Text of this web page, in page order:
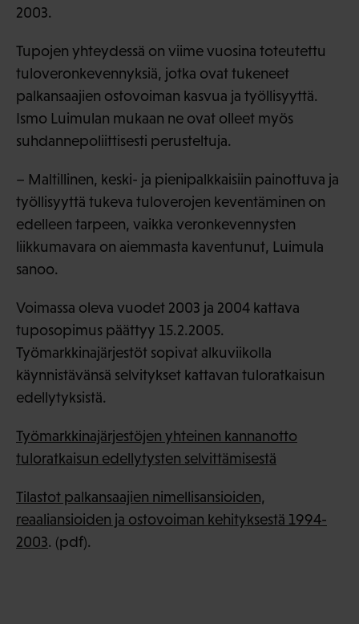
2003.
Tupojen yhteydessä on viime vuosina toteutettu
tuloveronkevennyksiä, jotka ovat tukeneet
palkansaajien ostovoiman kasvua ja työllisyyttä.
Ismo Luimulan mukaan ne ovat olleet myös
suhdannepoliittisesti perusteltuja.
– Maltillinen, keski- ja pienipalkkaisiin painottuva ja
työllisyyttä tukeva tuloverojen keventäminen on
edelleen tarpeen, vaikka veronkevennysten
liikkumavara on aiemmasta kaventunut, Luimula
sanoo.
Voimassa oleva vuodet 2003 ja 2004 kattava
tuposopimus päättyy 15.2.2005.
Työmarkkinajärjestöt sopivat alkuviikolla
käynnistävänsä selvitykset kattavan tuloratkaisun
edellytyksistä.
Työmarkkinajärjestöjen yhteinen kannanotto
tuloratkaisun edellytysten selvittämisestä
Tilastot palkansaajien nimellisansioiden,
reaaliansioiden ja ostovoiman kehityksestä 1994-
2003. (pdf).